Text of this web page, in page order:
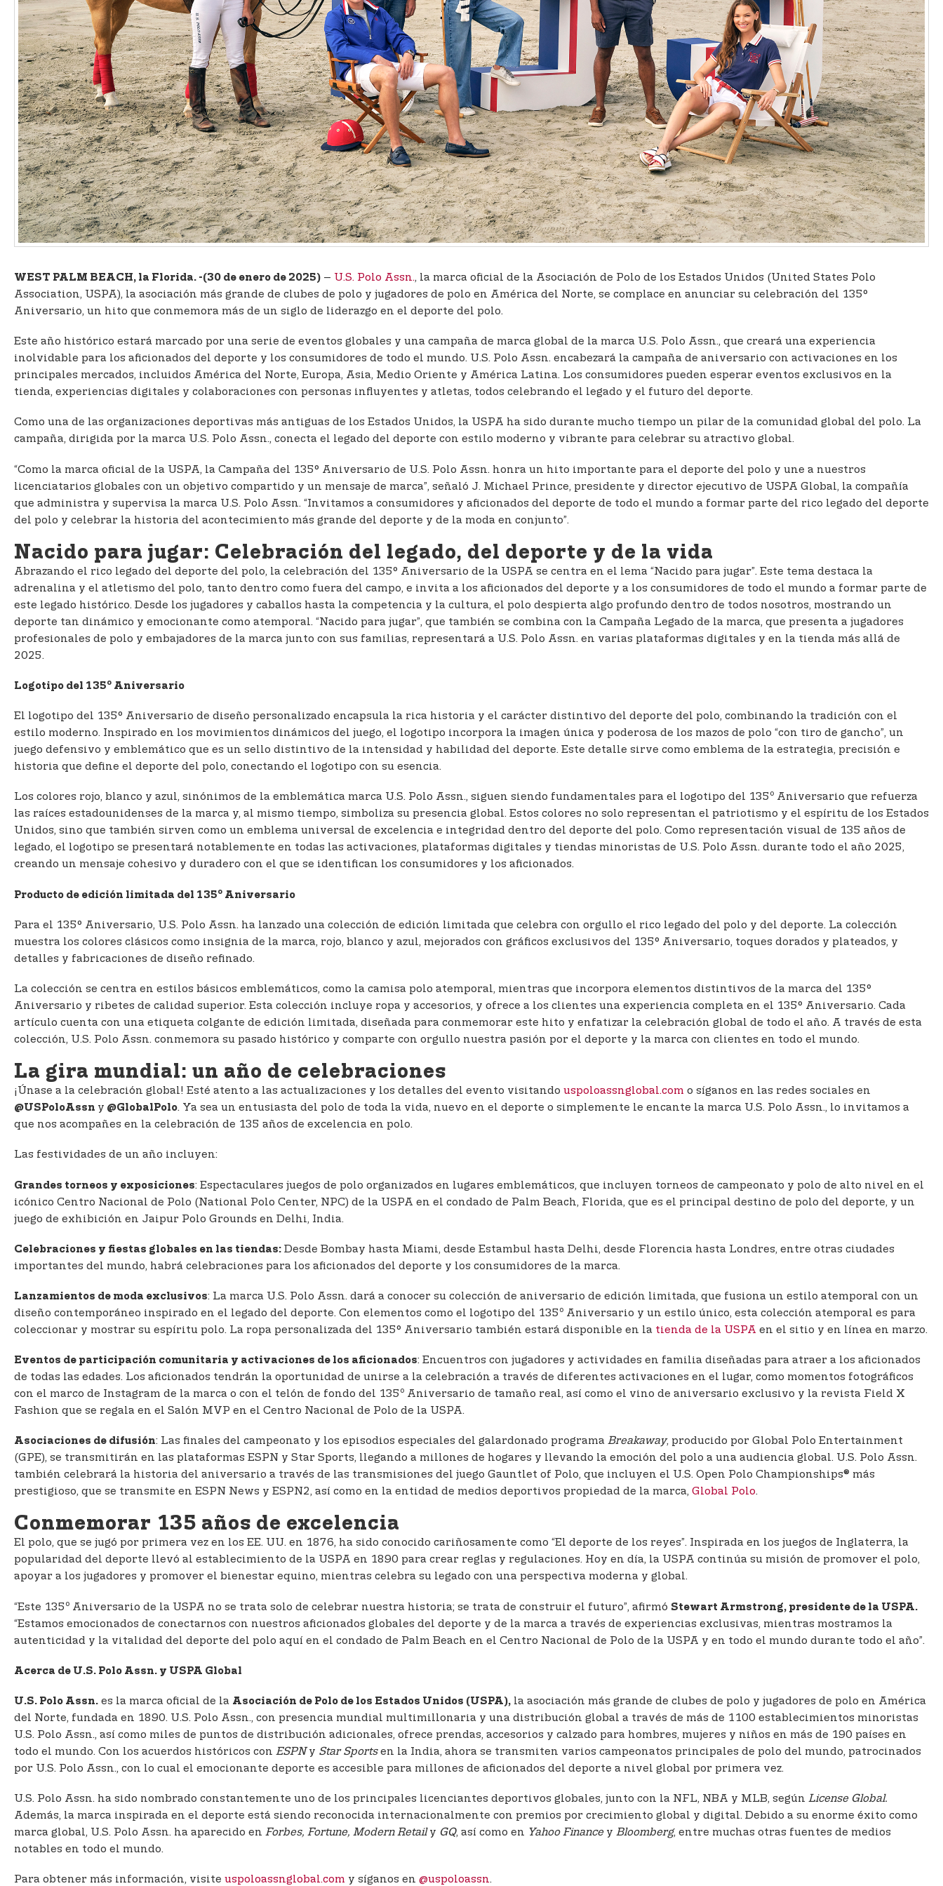
WEST PALM BEACH, la Florida. -(30 de enero de 2025) – U.S. Polo Assn., la marca oficial de la Asociación de Polo de los Estados Unidos (United States Polo
Association, USPA), la asociación más grande de clubes de polo y jugadores de polo en América del Norte, se complace en anunciar su celebración del 135°
Aniversario, un hito que conmemora más de un siglo de liderazgo en el deporte del polo.
Este año histórico estará marcado por una serie de eventos globales y una campaña de marca global de la marca U.S. Polo Assn., que creará una experiencia
inolvidable para los aficionados del deporte y los consumidores de todo el mundo. U.S. Polo Assn. encabezará la campaña de aniversario con activaciones en los
principales mercados, incluidos América del Norte, Europa, Asia, Medio Oriente y América Latina. Los consumidores pueden esperar eventos exclusivos en la
tienda, experiencias digitales y colaboraciones con personas influyentes y atletas, todos celebrando el legado y el futuro del deporte.
Como una de las organizaciones deportivas más antiguas de los Estados Unidos, la USPA ha sido durante mucho tiempo un pilar de la comunidad global del polo. La
campaña, dirigida por la marca U.S. Polo Assn., conecta el legado del deporte con estilo moderno y vibrante para celebrar su atractivo global.
“Como la marca oficial de la USPA, la Campaña del 135° Aniversario de U.S. Polo Assn. honra un hito importante para el deporte del polo y une a nuestros
licenciatarios globales con un objetivo compartido y un mensaje de marca”, señaló J. Michael Prince, presidente y director ejecutivo de USPA Global, la compañía
que administra y supervisa la marca U.S. Polo Assn. “Invitamos a consumidores y aficionados del deporte de todo el mundo a formar parte del rico legado del deporte
del polo y celebrar la historia del acontecimiento más grande del deporte y de la moda en conjunto”.
Nacido para jugar: Celebración del legado, del deporte y de la vida
Abrazando el rico legado del deporte del polo, la celebración del 135° Aniversario de la USPA se centra en el lema “Nacido para jugar”. Este tema destaca la
adrenalina y el atletismo del polo, tanto dentro como fuera del campo, e invita a los aficionados del deporte y a los consumidores de todo el mundo a formar parte de
este legado histórico. Desde los jugadores y caballos hasta la competencia y la cultura, el polo despierta algo profundo dentro de todos nosotros, mostrando un
deporte tan dinámico y emocionante como atemporal. “Nacido para jugar”, que también se combina con la Campaña Legado de la marca, que presenta a jugadores
profesionales de polo y embajadores de la marca junto con sus familias, representará a U.S. Polo Assn. en varias plataformas digitales y en la tienda más allá de
2025.
Logotipo del 135o Aniversario
El logotipo del 135° Aniversario de diseño personalizado encapsula la rica historia y el carácter distintivo del deporte del polo, combinando la tradición con el
estilo moderno. Inspirado en los movimientos dinámicos del juego, el logotipo incorpora la imagen única y poderosa de los mazos de polo “con tiro de gancho”, un
juego defensivo y emblemático que es un sello distintivo de la intensidad y habilidad del deporte. Este detalle sirve como emblema de la estrategia, precisión e
historia que define el deporte del polo, conectando el logotipo con su esencia.
Los colores rojo, blanco y azul, sinónimos de la emblemática marca U.S. Polo Assn., siguen siendo fundamentales para el logotipo del 135 o Aniversario que refuerza
las raíces estadounidenses de la marca y, al mismo tiempo, simboliza su presencia global. Estos colores no solo representan el patriotismo y el espíritu de los Estados
Unidos, sino que también sirven como un emblema universal de excelencia e integridad dentro del deporte del polo. Como representación visual de 135 años de
legado, el logotipo se presentará notablemente en todas las activaciones, plataformas digitales y tiendas minoristas de U.S. Polo Assn. durante todo el año 2025,
creando un mensaje cohesivo y duradero con el que se identifican los consumidores y los aficionados.
Producto de edición limitada del 135o Aniversario
Para el 135° Aniversario, U.S. Polo Assn. ha lanzado una colección de edición limitada que celebra con orgullo el rico legado del polo y del deporte. La colección
muestra los colores clásicos como insignia de la marca, rojo, blanco y azul, mejorados con gráficos exclusivos del 135° Aniversario, toques dorados y plateados, y
detalles y fabricaciones de diseño refinado.
La colección se centra en estilos básicos emblemáticos, como la camisa polo atemporal, mientras que incorpora elementos distintivos de la marca del 135°
Aniversario y ribetes de calidad superior. Esta colección incluye ropa y accesorios, y ofrece a los clientes una experiencia completa en el 135° Aniversario. Cada
artículo cuenta con una etiqueta colgante de edición limitada, diseñada para conmemorar este hito y enfatizar la celebración global de todo el año. A través de esta
colección, U.S. Polo Assn. conmemora su pasado histórico y comparte con orgullo nuestra pasión por el deporte y la marca con clientes en todo el mundo.
La gira mundial: un año de celebraciones
¡Únase a la celebración global! Esté atento a las actualizaciones y los detalles del evento visitando uspoloassnglobal.com o síganos en las redes sociales en
@USPoloAssn y @GlobalPolo. Ya sea un entusiasta del polo de toda la vida, nuevo en el deporte o simplemente le encante la marca U.S. Polo Assn., lo invitamos a
que nos acompañes en la celebración de 135 años de excelencia en polo.
Las festividades de un año incluyen:
Grandes torneos y exposiciones: Espectaculares juegos de polo organizados en lugares emblemáticos, que incluyen torneos de campeonato y polo de alto nivel en el
icónico Centro Nacional de Polo (National Polo Center, NPC) de la USPA en el condado de Palm Beach, Florida, que es el principal destino de polo del deporte, y un
juego de exhibición en Jaipur Polo Grounds en Delhi, India.
Celebraciones y fiestas globales en las tiendas: Desde Bombay hasta Miami, desde Estambul hasta Delhi, desde Florencia hasta Londres, entre otras ciudades
importantes del mundo, habrá celebraciones para los aficionados del deporte y los consumidores de la marca.
Lanzamientos de moda exclusivos: La marca U.S. Polo Assn. dará a conocer su colección de aniversario de edición limitada, que fusiona un estilo atemporal con un
diseño contemporáneo inspirado en el legado del deporte. Con elementos como el logotipo del 135 o Aniversario y un estilo único, esta colección atemporal es para
coleccionar y mostrar su espíritu polo. La ropa personalizada del 135° Aniversario también estará disponible en la tienda de la USPA en el sitio y en línea en marzo.
Eventos de participación comunitaria y activaciones de los aficionados: Encuentros con jugadores y actividades en familia diseñadas para atraer a los aficionados
de todas las edades. Los aficionados tendrán la oportunidad de unirse a la celebración a través de diferentes activaciones en el lugar, como momentos fotográficos
con el marco de Instagram de la marca o con el telón de fondo del 135 o Aniversario de tamaño real, así como el vino de aniversario exclusivo y la revista Field X
Fashion que se regala en el Salón MVP en el Centro Nacional de Polo de la USPA.
Asociaciones de difusión: Las finales del campeonato y los episodios especiales del galardonado programa Breakaway, producido por Global Polo Entertainment
(GPE), se transmitirán en las plataformas ESPN y Star Sports, llegando a millones de hogares y llevando la emoción del polo a una audiencia global. U.S. Polo Assn.
también celebrará la historia del aniversario a través de las transmisiones del juego Gauntlet of Polo, que incluyen el U.S. Open Polo Championships® más
prestigioso, que se transmite en ESPN News y ESPN2, así como en la entidad de medios deportivos propiedad de la marca, Global Polo.
Conmemorar 135 años de excelencia
El polo, que se jugó por primera vez en los EE. UU. en 1876, ha sido conocido cariñosamente como “El deporte de los reyes”. Inspirada en los juegos de Inglaterra, la
popularidad del deporte llevó al establecimiento de la USPA en 1890 para crear reglas y regulaciones. Hoy en día, la USPA continúa su misión de promover el polo,
apoyar a los jugadores y promover el bienestar equino, mientras celebra su legado con una perspectiva moderna y global.
“Este 135 o Aniversario de la USPA no se trata solo de celebrar nuestra historia; se trata de construir el futuro”, afirmó Stewart Armstrong, presidente de la USPA.
“Estamos emocionados de conectarnos con nuestros aficionados globales del deporte y de la marca a través de experiencias exclusivas, mientras mostramos la
autenticidad y la vitalidad del deporte del polo aquí en el condado de Palm Beach en el Centro Nacional de Polo de la USPA y en todo el mundo durante todo el año”.
Acerca de U.S. Polo Assn. y USPA Global
U.S. Polo Assn. es la marca oficial de la Asociación de Polo de los Estados Unidos (USPA), la asociación más grande de clubes de polo y jugadores de polo en América
del Norte, fundada en 1890. U.S. Polo Assn., con presencia mundial multimillonaria y una distribución global a través de más de 1100 establecimientos minoristas
U.S. Polo Assn., así como miles de puntos de distribución adicionales, ofrece prendas, accesorios y calzado para hombres, mujeres y niños en más de 190 países en
todo el mundo. Con los acuerdos históricos con ESPNy Star Sportsen la India, ahora se transmiten varios campeonatos principales de polo del mundo, patrocinados
por U.S. Polo Assn., con lo cual el emocionante deporte es accesible para millones de aficionados del deporte a nivel global por primera vez.
U.S. Polo Assn. ha sido nombrado constantemente uno de los principales licenciantes deportivos globales, junto con la NFL, NBA y MLB, según License Global.
Además, la marca inspirada en el deporte está siendo reconocida internacionalmente con premios por crecimiento global y digital. Debido a su enorme éxito como
marca global, U.S. Polo Assn. ha aparecido en Forbes, Fortune, Modern Retaily GQ, así como en Yahoo Financey Bloomberg, entre muchas otras fuentes de medios
notables en todo el mundo.
Para obtener más información, visite uspoloassnglobal.com y síganos en @uspoloassn.